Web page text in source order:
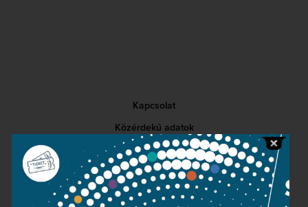
Kapcsolat
Közérdekű adatok
Sajtószoba
Adatvédelem
Impresszum